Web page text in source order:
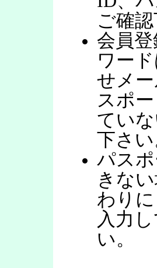
ご確
会員
ワー
せメ
スポ
てい
下さ
パス
きな
わり
入力
い。